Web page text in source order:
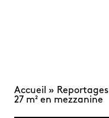
Accueil » Reportages
27 m² en mezzanine